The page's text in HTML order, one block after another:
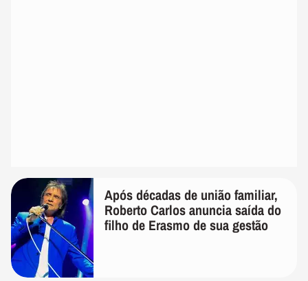
Após décadas de união familiar,
Roberto Carlos anuncia saída do
filho de Erasmo de sua gestão